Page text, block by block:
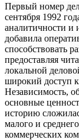
Первый номер
сентября 1992
аналитичности и
добавила
способствовать
предоставляя
локальной
широкий доступ к
Независимость,
основные
историю
малого и
коммерческих